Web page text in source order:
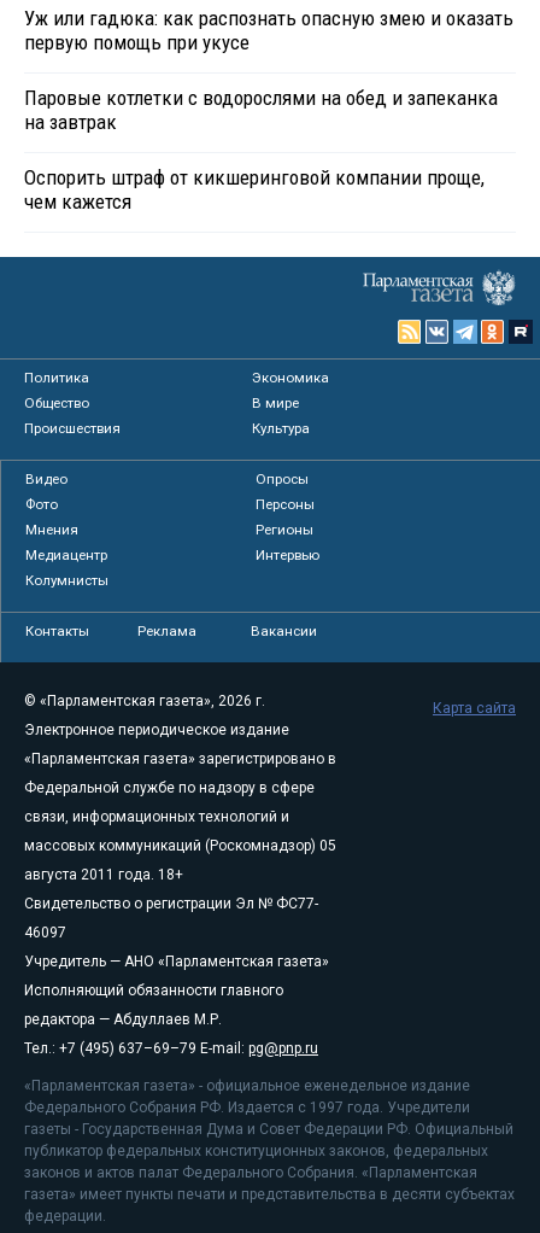
Уж или гадюка: как распознать опасную змею и оказать
первую помощь при укусе
Паровые котлетки с водорослями на обед и запеканка
на завтрак
Оспорить штраф от кикшеринговой компании проще,
чем кажется
Политика
Экономика
Общество
В мире
Происшествия
Культура
Видео
Опросы
Фото
Персоны
Мнения
Регионы
Медиацентр
Интервью
Колумнисты
Контакты Реклама Вакансии
© «Парламентская газета», 2026 г.
Электронное периодическое издание
«Парламентская газета» зарегистрировано в
Федеральной службе по надзору в сфере
связи, информационных технологий и
массовых коммуникаций (Роскомнадзор) 05
августа 2011 года. 18+
Свидетельство о регистрации Эл № ФС77-
46097
Учредитель — АНО «Парламентская газета»
Исполняющий обязанности главного
редактора — Абдуллаев М.Р.
Тел.: +7 (495) 637–69–79 E-mail: pg@pnp.ru
«Парламентская газета» - официальное еженедельное издание
Федерального Собрания РФ. Издается с 1997 года. Учредители
газеты - Государственная Дума и Совет Федерации РФ. Официальный
публикатор федеральных конституционных законов, федеральных
законов и актов палат Федерального Собрания. «Парламентская
газета» имеет пункты печати и представительства в десяти субъектах
федерации.
Карта сайта